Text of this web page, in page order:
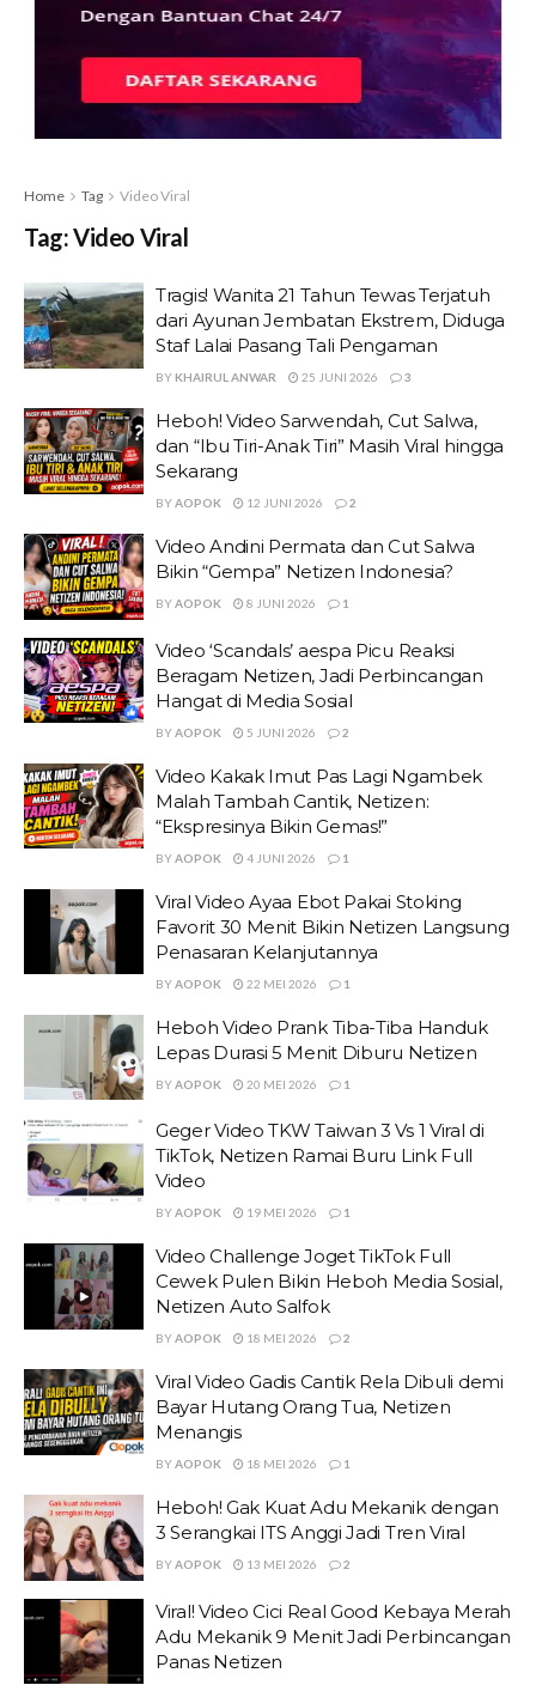
Home Tag Video Viral
Tag:Video Viral
Tragis! Wanita 21 Tahun Tewas Terjatuh
dari Ayunan Jembatan Ekstrem, Diduga
Staf Lalai Pasang Tali Pengaman
BY KHAIRUL ANWAR 25 JUNI 2026 3
Heboh! Video Sarwendah, Cut Salwa,
dan “Ibu Tiri-Anak Tiri” Masih Viral hingga
Sekarang
BYAOPOK 12 JUNI 2026 2
Video Andini Permata dan Cut Salwa
Bikin “Gempa” Netizen Indonesia?
BYAOPOK 8 JUNI 2026 1
Video ‘Scandals’ aespa Picu Reaksi
Beragam Netizen, Jadi Perbincangan
Hangat di Media Sosial
BYAOPOK 5 JUNI 2026 2
Video Kakak Imut Pas Lagi Ngambek
Malah Tambah Cantik, Netizen:
“Ekspresinya Bikin Gemas!”
BYAOPOK 4 JUNI 2026 1
Viral Video Ayaa Ebot Pakai Stoking
Favorit 30 Menit Bikin Netizen Langsung
Penasaran Kelanjutannya
BYAOPOK 22 MEI 2026 1
Heboh Video Prank Tiba-Tiba Handuk
Lepas Durasi 5 Menit Diburu Netizen
BYAOPOK 20 MEI 2026 1
Geger Video TKW Taiwan 3 Vs 1 Viral di
TikTok, Netizen Ramai Buru Link Full
Video
BYAOPOK 19 MEI 2026 1
Video Challenge Joget TikTok Full
Cewek Pulen Bikin Heboh Media Sosial,
Netizen Auto Salfok
BYAOPOK 18 MEI 2026 2
Viral Video Gadis Cantik Rela Dibuli demi
Bayar Hutang Orang Tua, Netizen
Menangis
BYAOPOK 18 MEI 2026 1
Heboh! Gak Kuat Adu Mekanik dengan
3 Serangkai ITS Anggi Jadi Tren Viral
BYAOPOK 13 MEI 2026 2
Viral! Video Cici Real Good Kebaya Merah
Adu Mekanik 9 Menit Jadi Perbincangan
Panas Netizen